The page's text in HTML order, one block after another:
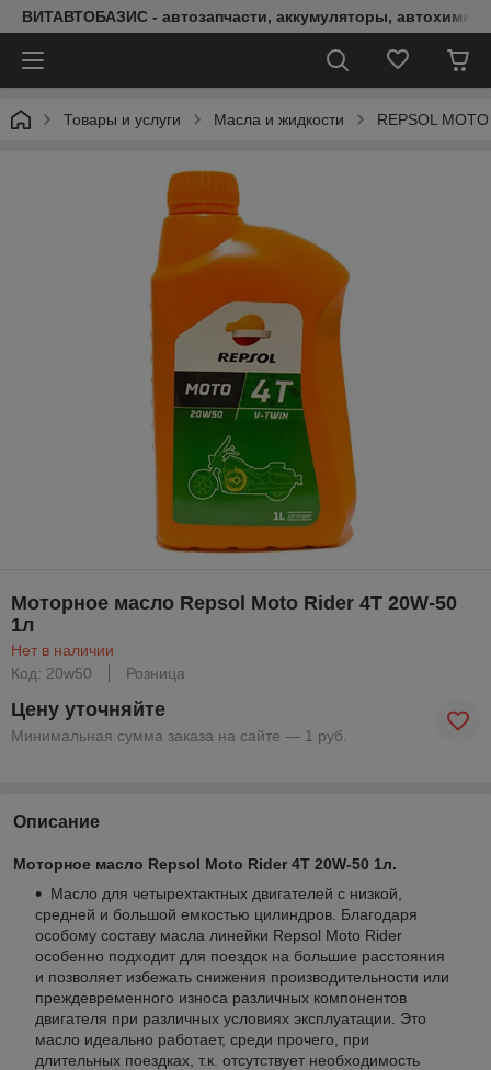
ВИТАВТОБАЗИС - автозапчасти, аккумуляторы, автохимия,
Товары и услуги Масла и жидкости REPSOL MOTO
Моторное масло Repsol Moto Rider 4T 20W-50
1л
Нет в наличии
Код: 20w50
Розница
Цену уточняйте
Минимальная сумма заказа на сайте — 1 руб.
Описание
Моторное масло Repsol Moto Rider 4T 20W-50 1л.
Масло для четырехтактных двигателей с низкой,
средней и большой емкостью цилиндров. Благодаря
особому составу масла линейки Repsol Moto Rider
особенно подходит для поездок на большие расстояния
и позволяет избежать снижения производительности или
преждевременного износа различных компонентов
двигателя при различных условиях эксплуатации. Это
масло идеально работает, среди прочего, при
длительных поездках, т.к. отсутствует необходимость